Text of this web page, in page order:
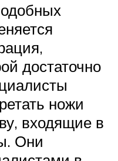
достаточно
ножи
входящие в
Они